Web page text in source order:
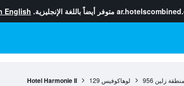
متوفر أيضاً باللغة الإنجليزية. English
منطقة زلين 956 لوهاكوفيس 129
Hotel Harmonie II